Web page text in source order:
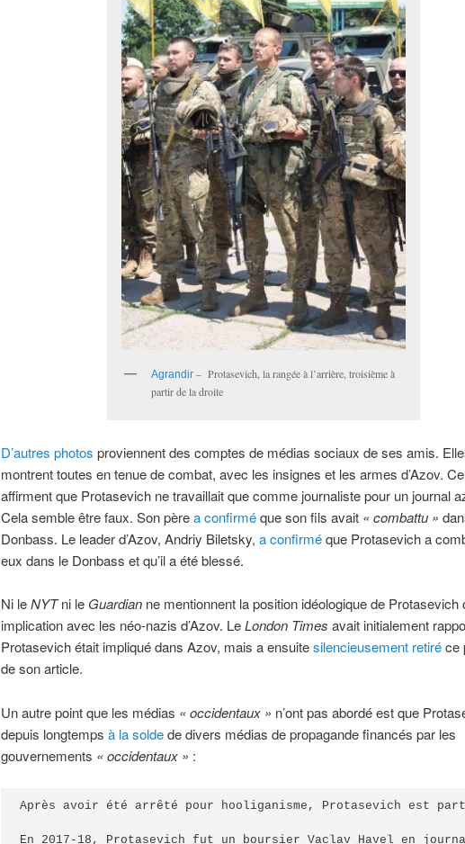
Agrandir– Protasevich, la rangée à l’arrière, troisième à
partir de la droite
D’autres photos proviennent des comptes de médias sociaux de ses amis.
montrent toutes en tenue de combat, avec les insignes et les armes d’Azov.
affirment que Protasevich ne travaillait que comme journaliste pour un journal
Cela semble être faux. Son pèrea confirméque son fils avait « combattu »
Donbass. Le leader d’Azov, Andriy Biletsky, a confirméque Protasevich a
eux dans le Donbass et qu’il a été blessé.
Ni leNYTni le Guardianne mentionnent la position idéologique de Protasevich
implication avec les néo-nazis d’Azov. LeLondon Times avait initialement
Protasevich était impliqué dans Azov, mais a ensuitesilencieusement retiréce
de son article.
Un autre point que les médias « occidentaux » n’ont pas abordé est que
depuis longtemps à la soldede divers médias de propagande financés par les
gouvernements « occidentaux » :
Après avoir été arrêté pour hooliganisme, Protasevich est
En 2017-18, Protasevich fut un boursier Vaclav Havel en